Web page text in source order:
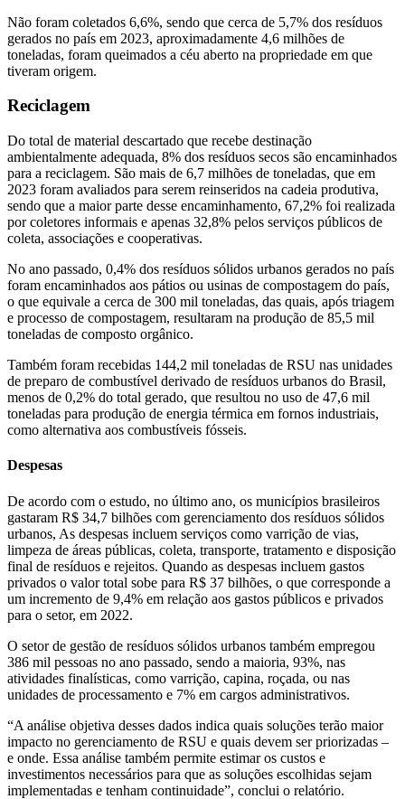
Não foram coletados 6,6%, sendo que cerca de 5,7% dos resíduos
gerados no país em 2023, aproximadamente 4,6 milhões de
toneladas, foram queimados a céu aberto na propriedade em que
tiveram origem.
Reciclagem
Do total de material descartado que recebe destinação
ambientalmente adequada, 8% dos resíduos secos são encaminhados
para a reciclagem. São mais de 6,7 milhões de toneladas, que em
2023 foram avaliados para serem reinseridos na cadeia produtiva,
sendo que a maior parte desse encaminhamento, 67,2% foi realizada
por coletores informais e apenas 32,8% pelos serviços públicos de
coleta, associações e cooperativas.
No ano passado, 0,4% dos resíduos sólidos urbanos gerados no país
foram encaminhados aos pátios ou usinas de compostagem do país,
o que equivale a cerca de 300 mil toneladas, das quais, após triagem
e processo de compostagem, resultaram na produção de 85,5 mil
toneladas de composto orgânico.
Também foram recebidas 144,2 mil toneladas de RSU nas unidades
de preparo de combustível derivado de resíduos urbanos do Brasil,
menos de 0,2% do total gerado, que resultou no uso de 47,6 mil
toneladas para produção de energia térmica em fornos industriais,
como alternativa aos combustíveis fósseis.
Despesas
De acordo com o estudo, no último ano, os municípios brasileiros
gastaram R$ 34,7 bilhões com gerenciamento dos resíduos sólidos
urbanos, As despesas incluem serviços como varrição de vias,
limpeza de áreas públicas, coleta, transporte, tratamento e disposição
final de resíduos e rejeitos. Quando as despesas incluem gastos
privados o valor total sobe para R$ 37 bilhões, o que corresponde a
um incremento de 9,4% em relação aos gastos públicos e privados
para o setor, em 2022.
O setor de gestão de resíduos sólidos urbanos também empregou
386 mil pessoas no ano passado, sendo a maioria, 93%, nas
atividades finalísticas, como varrição, capina, roçada, ou nas
unidades de processamento e 7% em cargos administrativos.
“A análise objetiva desses dados indica quais soluções terão maior
impacto no gerenciamento de RSU e quais devem ser priorizadas –
e onde. Essa análise também permite estimar os custos e
investimentos necessários para que as soluções escolhidas sejam
implementadas e tenham continuidade”, conclui o relatório.